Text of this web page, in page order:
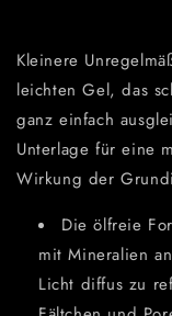
Kleinere
leichten Gel, das
ganz einfach
Unterlage für eine
Wirkung der
Die ölfreie
mit Mineralien
Licht diffus zu